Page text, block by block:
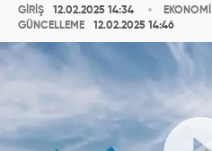
GİRİŞ
12.02.2025 14:34
GÜNCELLEME
12.02.2025 14:46
EKONOMİ